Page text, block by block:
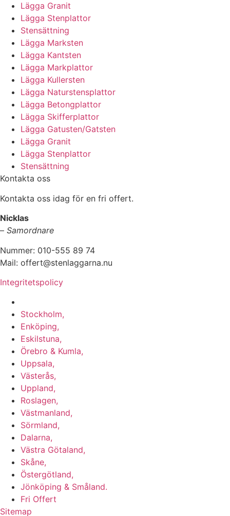
Lägga Granit
Lägga Stenplattor
Stensättning
Lägga Marksten
Lägga Kantsten
Lägga Markplattor
Lägga Kullersten
Lägga Naturstensplattor
Lägga Betongplattor
Lägga Skifferplattor
Lägga Gatusten/Gatsten
Lägga Granit
Lägga Stenplattor
Stensättning
Kontakta oss
Kontakta oss idag för en fri offert.
Nicklas
– Samordnare
Nummer: 010-555 89 74
Mail: offert@stenlaggarna.nu
Integritetspolicy
Stockholm,
Enköping,
Eskilstuna,
Örebro & Kumla,
Uppsala,
Västerås,
Uppland,
Roslagen,
Västmanland,
Sörmland,
Dalarna,
Västra Götaland,
Skåne,
Östergötland,
Jönköping & Småland.
Fri Offert
Sitemap